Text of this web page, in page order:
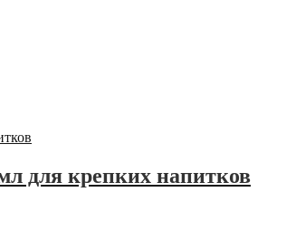
для крепких напитков